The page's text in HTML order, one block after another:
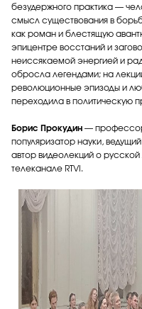
безудержного практика —
смысл существования в
как роман и блестящую
эпицентре восстаний и
неиссякаемой энергией и
обросла легендами; на
революционные эпизоды и
переходила в политическую
Борис Прокудин — профессор
популяризатор науки,
автор видеолекций о
телеканале RTVI.